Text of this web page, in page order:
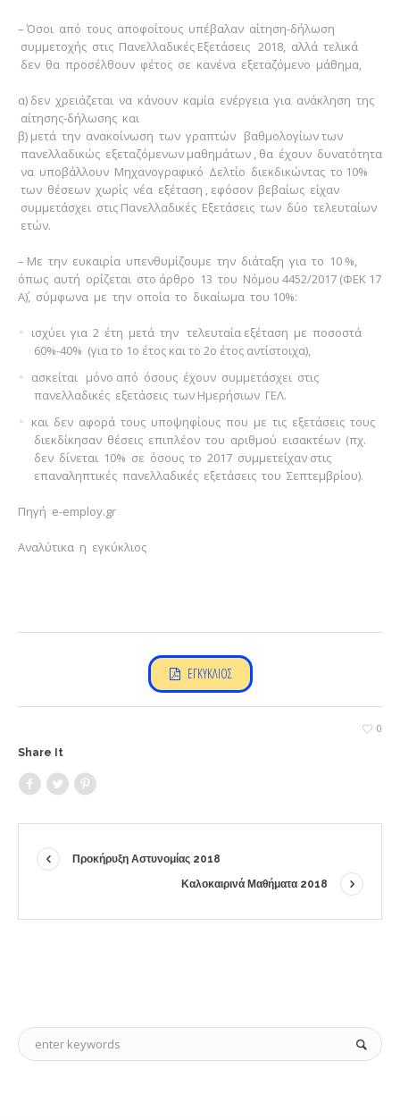
– Όσοι από τους αποφοίτους υπέβαλαν αίτηση-δήλωση
συμμετοχής στις Πανελλαδικές Εξετάσεις 2018, αλλά τελικά
δεν θα προσέλθουν φέτος σε κανένα εξεταζόμενο μάθημα,
α) δεν χρειάζεται να κάνουν καμία ενέργεια για ανάκληση της
αίτησης-δήλωσης και
β) μετά την ανακοίνωση των γραπτών βαθμολογίων των
πανελλαδικώς εξεταζόμενων μαθημάτων , θα έχουν δυνατότητα
να υποβάλλουν Μηχανογραφικό Δελτίο διεκδικώντας το 10%
των θέσεων χωρίς νέα εξέταση , εφόσον βεβαίως είχαν
συμμετάσχει στις Πανελλαδικές Εξετάσεις των δύο τελευταίων
ετών.
– Με την ευκαιρία υπενθυμίζουμε την διάταξη για το 10 %,
όπως αυτή ορίζεται στο άρθρο 13 του Νόμου 4452/2017 (ΦΕΚ 17
Α΄), σύμφωνα με την οποία το δικαίωμα του 10%:
ισχύει για 2 έτη μετά την τελευταία εξέταση με ποσοστά
60%-40% (για το 1ο έτος και το 2ο έτος αντίστοιχα),
ασκείται μόνο από όσους έχουν συμμετάσχει στις
πανελλαδικές εξετάσεις των Ημερήσιων ΓΕΛ.
και δεν αφορά τους υποψηφίους που με τις εξετάσεις τους
διεκδίκησαν θέσεις επιπλέον του αριθμού εισακτέων (πχ.
δεν δίνεται 10% σε όσους το 2017 συμμετείχαν στις
επαναληπτικές πανελλαδικές εξετάσεις του Σεπτεμβρίου).
Πηγή e-employ.gr
Αναλύτικα η εγκύκλιος
ΕΓΚΥΚΛΙΟΣ
0
Share It
Προκήρυξη Αστυνομίας 2018
Καλοκαιρινά Μαθήματα 2018